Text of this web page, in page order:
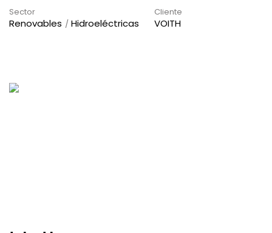
Sector
Renovables Hidroeléctricas
Cliente
VOITH